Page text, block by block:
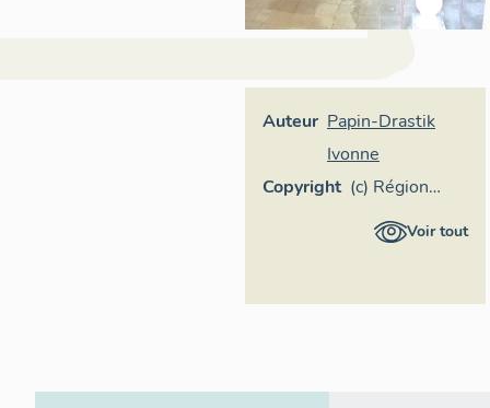
Auteur Papin-Drastik
Ivonne
Copyright (c) Région
Provence-Voir tout